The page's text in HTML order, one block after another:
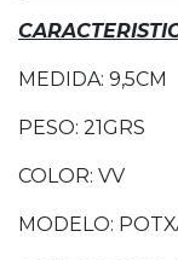
MEDIDA: 9,5CM
PESO: 21GRS
COLOR: VV
MODELO: